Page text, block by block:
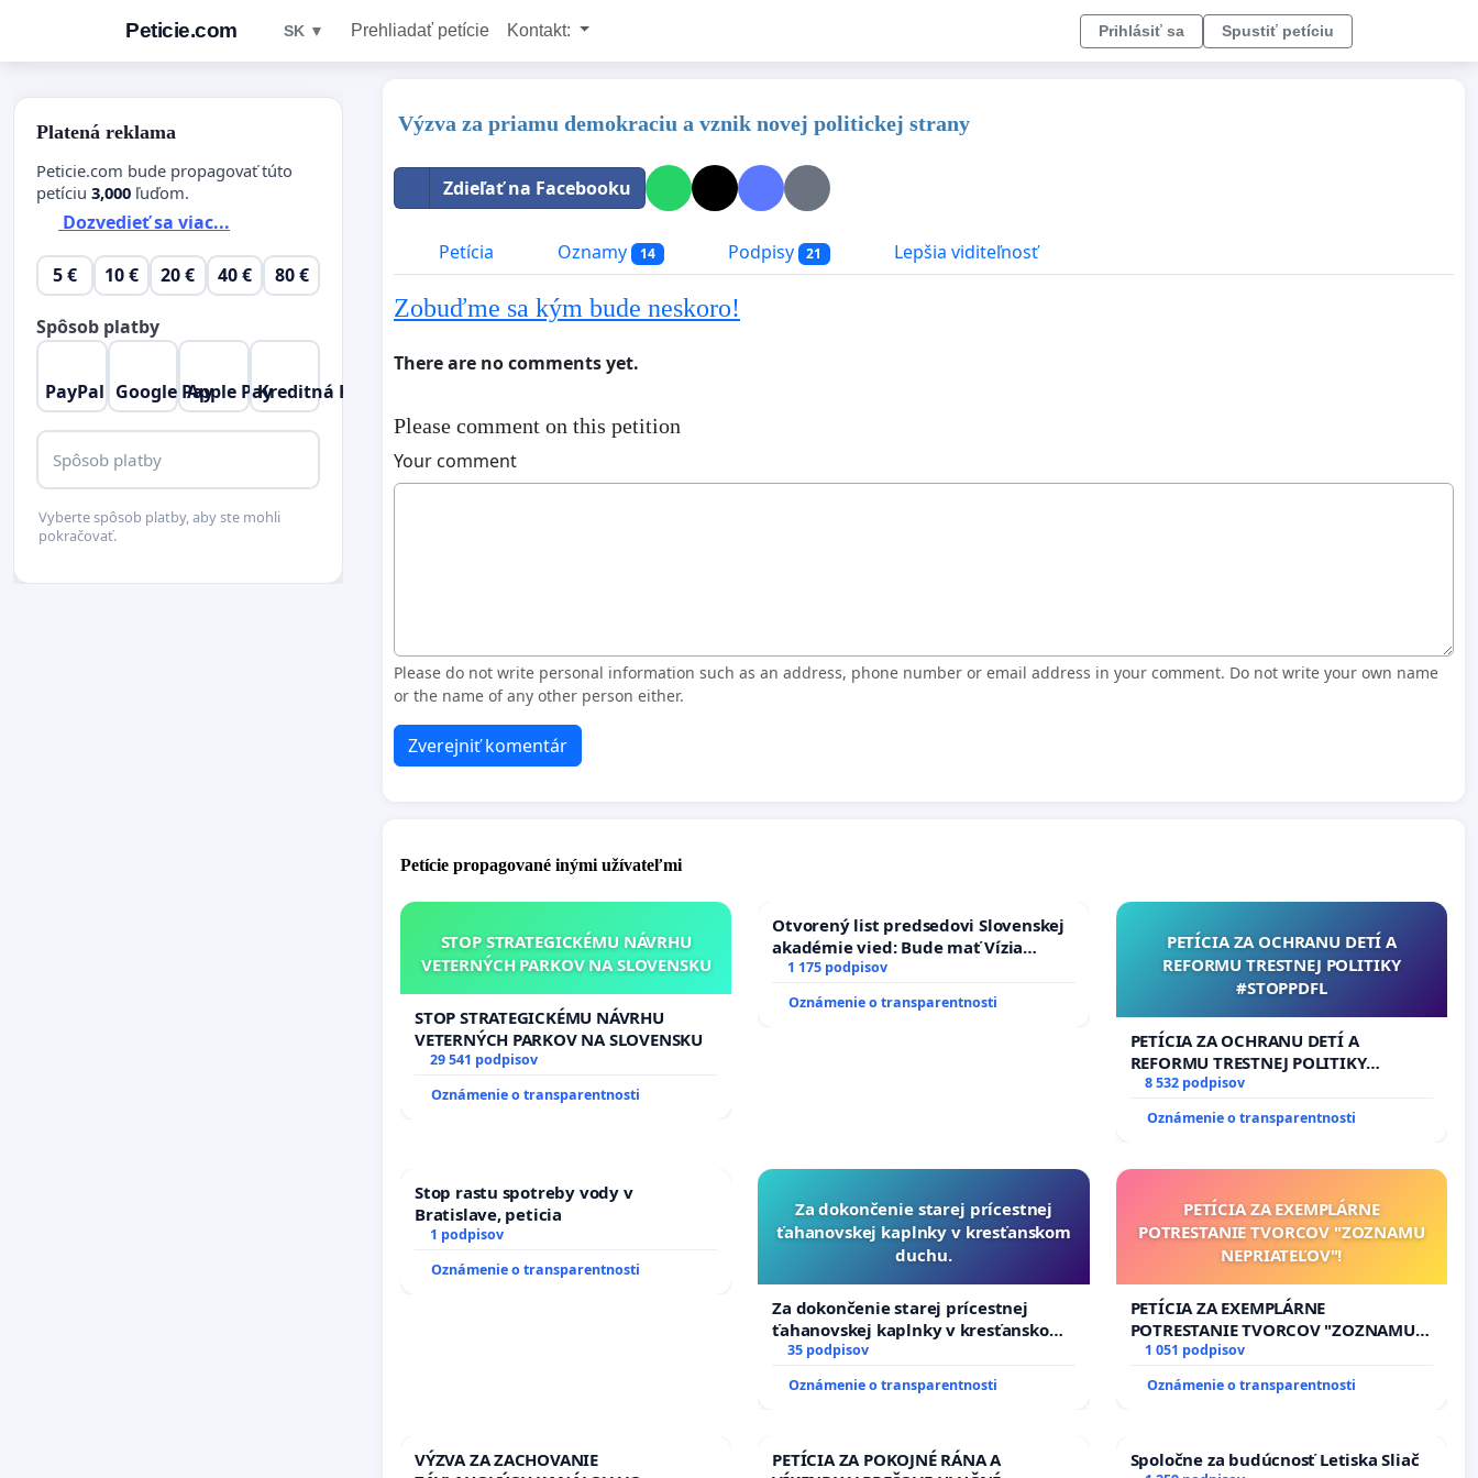
Peticie.com SK ▼ Prehliadať petície Kontakt: Prihlásiť sa Spustiť petíciu
Výzva za priamu demokraciu a vznik novej politickej strany
Zdieľať na Facebooku
Petícia Oznamy 14 Podpisy 21 Lepšia viditeľnosť
Zobuďme sa kým bude neskoro!
There are no comments yet.
Please comment on this petition
Your comment
Please do not write personal information such as an address, phone number or email address in your comment. Do not write your own name
or the name of any other person either.
Zverejniť komentár
Petície propagované inými užívateľmi
STOP STRATEGICKÉMU NÁVRHU
VETERNÝCH PARKOV NA SLOVENSKU
STOP STRATEGICKÉMU NÁVRHU
VETERNÝCH PARKOV NA SLOVENSKU
29 541 podpisov
Oznámenie o transparentnosti
Otvorený list predsedovi Slovenskej
akadémie vied: Bude mať Vízia
Slovenska 2040 mravnú chrbticu?
1 175 podpisov
Oznámenie o transparentnosti
PETÍCIA ZA OCHRANU DETÍ A
REFORMU TRESTNEJ POLITIKY
#STOPPDFL
PETÍCIA ZA OCHRANU DETÍ A
REFORMU TRESTNEJ POLITIKY
#STOPPDFL
8 532 podpisov
Oznámenie o transparentnosti
Stop rastu spotreby vody v
Bratislave, peticia
1 podpisov
Oznámenie o transparentnosti
Za dokončenie starej prícestnej
ťahanovskej kaplnky v kresťanskom
duchu.
Za dokončenie starej prícestnej
ťahanovskej kaplnky v kresťanskom
duchu.
35 podpisov
Oznámenie o transparentnosti
PETÍCIA ZA EXEMPLÁRNE
POTRESTANIE TVORCOV "ZOZNAMU
NEPRIATEĽOV"!
PETÍCIA ZA EXEMPLÁRNE
POTRESTANIE TVORCOV "ZOZNAMU
NEPRIATEĽOV"!
1 051 podpisov
Oznámenie o transparentnosti
VÝZVA ZA ZACHOVANIE
PETÍCIA ZA POKOJNÉ RÁNA A
Spoločne za budúcnosť Letiska Sliač
Platená reklama
Peticie.com bude propagovať túto
petíciu 3,000 ľuďom.
Dozvedieť sa viac...
5 € 10 € 20 € 40 € 80 €
Spôsob platby
PayPal Google PayApple PayKreditná Karta
Spôsob platby
Vyberte spôsob platby, aby ste mohli
pokračovať.